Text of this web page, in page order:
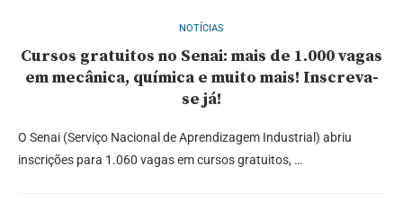
NOTÍCIAS
Cursos gratuitos no Senai: mais de 1.000 vagas
em mecânica, química e muito mais! Inscreva-
se já!
O Senai (Serviço Nacional de Aprendizagem Industrial) abriu
inscrições para 1.060 vagas em cursos gratuitos, …